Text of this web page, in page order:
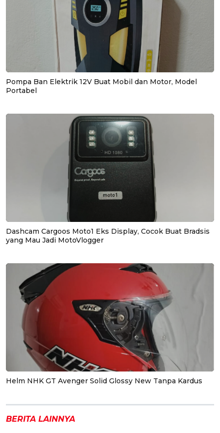
Pompa Ban Elektrik 12V Buat Mobil dan Motor, Model
Portabel
Dashcam Cargoos Moto1 Eks Display, Cocok Buat Bradsis
yang Mau Jadi MotoVlogger
Helm NHK GT Avenger Solid Glossy New Tanpa Kardus
BERITA LAINNYA